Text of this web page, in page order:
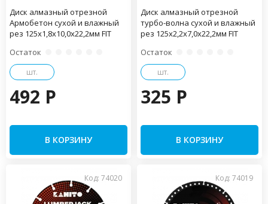
Диск алмазный отрезной
Армобетон сухой и влажный
рез 125х1,8х10,0х22,2мм FIT
Остаток
шт.
492 P
В КОРЗИНУ
Диск алмазный отрезной
турбо-волна сухой и влажный
рез 125х2,2х7,0х22,2мм FIT
Остаток
шт.
325 P
В КОРЗИНУ
Код: 74020 Код: 74019